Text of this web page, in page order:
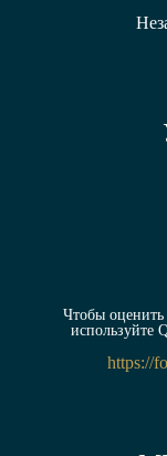
Чтобы оценить
используйте
https://